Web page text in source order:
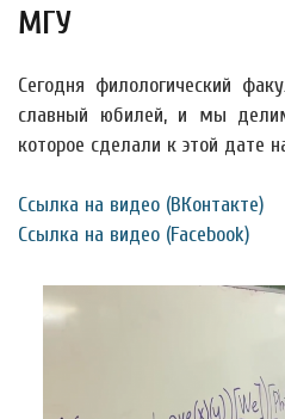
МГУ
Сегодня филологический
славный юбилей, и мы
которое сделали к этой дате
Ссылка на видео (ВКонтакте)
Ссылка на видео (Facebook)